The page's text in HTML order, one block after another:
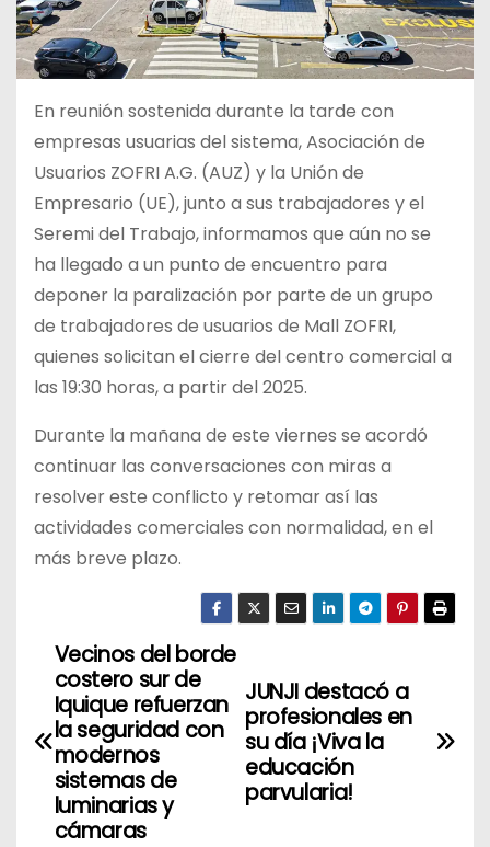
En reunión sostenida durante la tarde con
empresas usuarias del sistema, Asociación de
Usuarios ZOFRI A.G. (AUZ) y la Unión de
Empresario (UE), junto a sus trabajadores y el
Seremi del Trabajo, informamos que aún no se
ha llegado a un punto de encuentro para
deponer la paralización por parte de un grupo
de trabajadores de usuarios de Mall ZOFRI,
quienes solicitan el cierre del centro comercial a
las 19:30 horas, a partir del 2025.
Durante la mañana de este viernes se acordó
continuar las conversaciones con miras a
resolver este conflicto y retomar así las
actividades comerciales con normalidad, en el
más breve plazo.
N
v
JUNJI destacó a
profesionales en
su día ¡Viva la
educación
parvularia!
Vecinos del borde
costero sur de
Iquique refuerzan
la seguridad con
modernos
sistemas de
luminarias y
cámaras